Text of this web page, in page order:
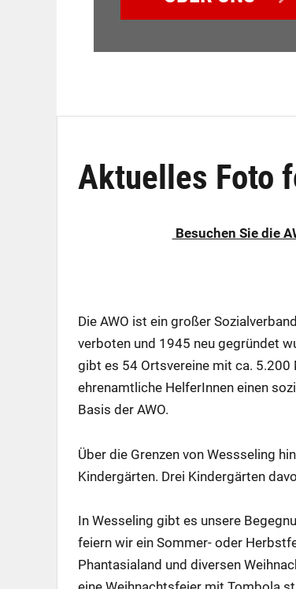
Aktuelles Foto
Besuchen Sie die
Die AWO ist ein großer
verboten und 1945 neu gegründet
gibt es 54 Ortsvereine mit ca.
ehrenamtliche HelferInnen einen
Basis der AWO.
Über die Grenzen von Wessseling
Kindergärten. Drei Kindergärten
In Wesseling gibt es unsere
feiern wir ein Sommer- oder
Phantasialand und diversen